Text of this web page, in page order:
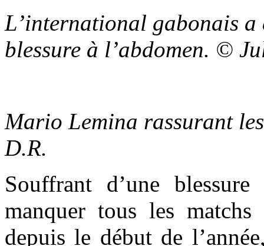
L’international gabonais a
blessure à l’abdomen. ©
Mario Lemina rassurant
D.R.
Souffrant d’une
manquer tous les
depuis le début de